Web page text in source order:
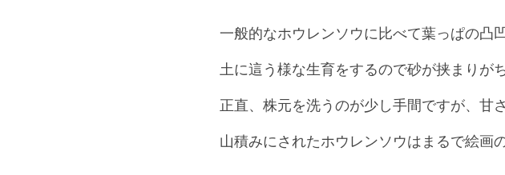
一般的なホウレンソウに比べて葉っぱの
土に這う様な生育をするので砂が挟まりがち
正直、株元を洗うのが少し手間ですが、甘
山積みにされたホウレンソウはまるで絵画